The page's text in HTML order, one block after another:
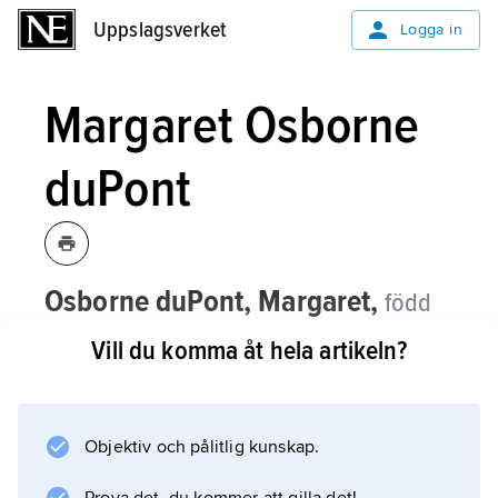
Uppslagsverket Logga in
Margaret Osborne
duPont
Osborne duPont, Margaret, född
Osborne, 1918–2012, amerikansk
tennisspelare.
Osborne duPont den segerrikaste spelaren i
Vill du komma åt hela artikeln?
Objektiv och pålitlig kunskap.